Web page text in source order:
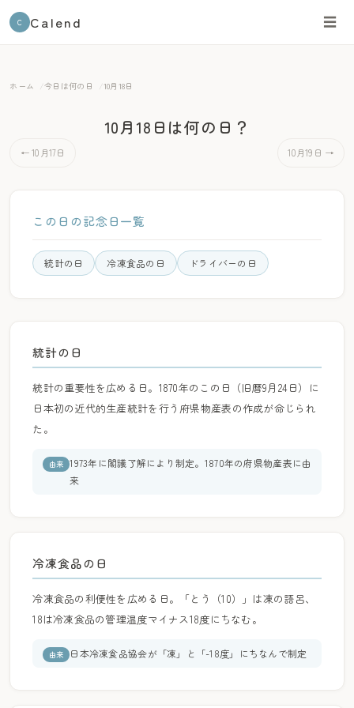
C Calend ☰
ホーム 今日は何の日 10月18日
← 10月17日
10月18日は何の日？
10月19日 →
この日の記念日一覧
統計の日 冷凍食品の日 ドライバーの日
統計の日
統計の重要性を広める日。1870年のこの日（旧暦9月24日）に
日本初の近代的生産統計を行う府県物産表の作成が命じられ
た。
由来 1973年に閣議了解により制定。1870年の府県物産表に由
来
冷凍食品の日
冷凍食品の利便性を広める日。「とう（10）」は凍の語呂、
18は冷凍食品の管理温度マイナス18度にちなむ。
由来 日本冷凍食品協会が「凍」と「-18度」にちなんで制定